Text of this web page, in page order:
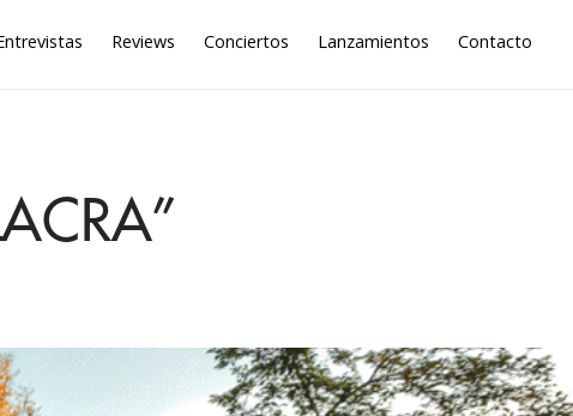
Reviews Conciertos Lanzamientos Contacto